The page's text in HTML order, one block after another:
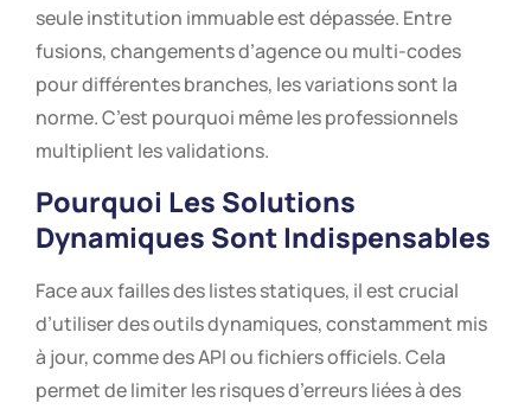
seule institution immuable est dépassée. Entre
fusions, changements d’agence ou multi-codes
pour différentes branches, les variations sont la
norme. C’est pourquoi même les professionnels
multiplient les validations.
Pourquoi Les Solutions
Dynamiques Sont Indispensables
Face aux failles des listes statiques, il est crucial
d’utiliser des outils dynamiques, constamment mis
à jour, comme des API ou fichiers officiels. Cela
permet de limiter les risques d’erreurs liées à des